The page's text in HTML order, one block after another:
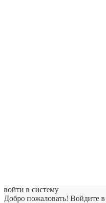
войти в систему
Добро пожаловать! Войдите